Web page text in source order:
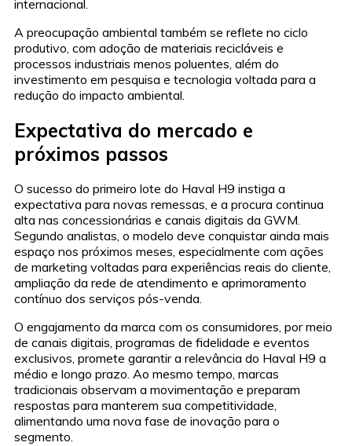
internacional.
A preocupação ambiental também se reflete no ciclo
produtivo, com adoção de materiais recicláveis e
processos industriais menos poluentes, além do
investimento em pesquisa e tecnologia voltada para a
redução do impacto ambiental.
Expectativa do mercado e
próximos passos
O sucesso do primeiro lote do Haval H9 instiga a
expectativa para novas remessas, e a procura continua
alta nas concessionárias e canais digitais da GWM.
Segundo analistas, o modelo deve conquistar ainda mais
espaço nos próximos meses, especialmente com ações
de marketing voltadas para experiências reais do cliente,
ampliação da rede de atendimento e aprimoramento
contínuo dos serviços pós-venda.
O engajamento da marca com os consumidores, por meio
de canais digitais, programas de fidelidade e eventos
exclusivos, promete garantir a relevância do Haval H9 a
médio e longo prazo. Ao mesmo tempo, marcas
tradicionais observam a movimentação e preparam
respostas para manterem sua competitividade,
alimentando uma nova fase de inovação para o
segmento.